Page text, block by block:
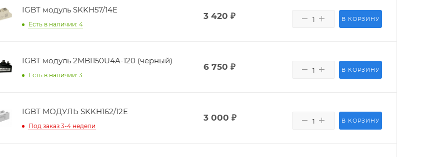
IGBT модуль SKKH57/14E
Есть в наличии: 4
3 420 ₽ В КОРЗИНУ
IGBT модуль 2MBI150U4A-120 (черный)
Есть в наличии: 3
6 750 ₽ В КОРЗИНУ
IGBT МОДУЛЬ SKKH162/12E
Под заказ 3-4 недели
3 000 ₽ В КОРЗИНУ